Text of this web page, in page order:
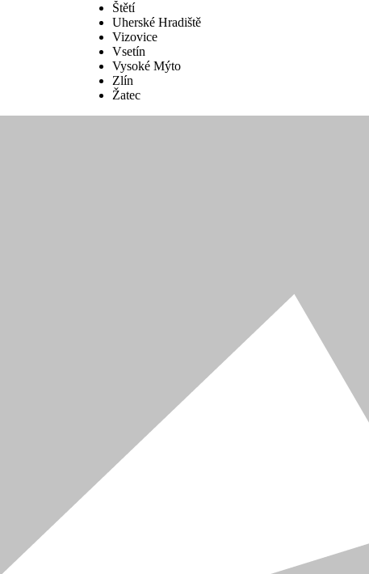
Štětí
Uherské Hradiště
Vizovice
Vsetín
Vysoké Mýto
Zlín
Žatec